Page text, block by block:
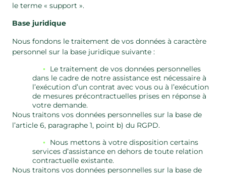
le terme « support ».
Base juridique
Nous fondons le traitement de vos données à caractère
personnel sur la base juridique suivante :
Le traitement de vos données personnelles
dans le cadre de notre assistance est nécessaire à
l’exécution d’un contrat avec vous ou à l’exécution
de mesures précontractuelles prises en réponse à
votre demande.
Nous traitons vos données personnelles sur la base de
l’article 6, paragraphe 1, point b) du RGPD.
Nous mettons à votre disposition certains
services d’assistance en dehors de toute relation
contractuelle existante.
Nous traitons vos données personnelles sur la base de